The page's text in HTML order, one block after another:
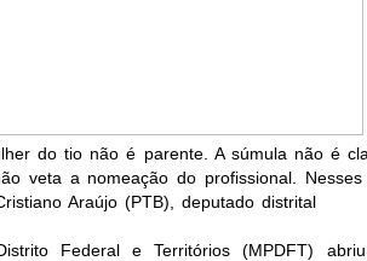
do tio não é parente. A súmula não é
veta a nomeação do profissional.
Araújo (PTB), deputado distrital
Federal e Territórios (MPDFT)